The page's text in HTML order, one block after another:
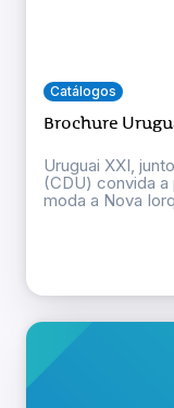
Catálogos
Brochure
Uruguai XXI,
(CDU) convida
moda a Nova